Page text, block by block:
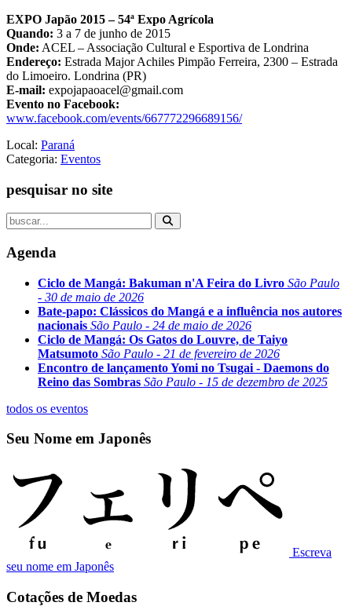
EXPO Japão 2015 – 54ª Expo Agrícola
Quando: 3 a 7 de junho de 2015
Onde: ACEL – Associação Cultural e Esportiva de Londrina
Endereço: Estrada Major Achiles Pimpão Ferreira, 2300 – Estrada
do Limoeiro. Londrina (PR)
E-mail: expojapaoacel@gmail.com
Evento no Facebook:
www.facebook.com/events/667772296689156/
Local: Paraná
Categoria: Eventos
pesquisar no site
Agenda
Ciclo de Mangá: Bakuman n'A Feira do Livro São Paulo
- 30 de maio de 2026
Bate-papo: Clássicos do Mangá e a influência nos autores
nacionais São Paulo - 24 de maio de 2026
Ciclo de Mangá: Os Gatos do Louvre, de Taiyo
Matsumoto São Paulo - 21 de fevereiro de 2026
Encontro de lançamento Yomi no Tsugai - Daemons do
Reino das Sombras São Paulo - 15 de dezembro de 2025
todos os eventos
Seu Nome em Japonês
Escreva
seu nome em Japonês
Cotações de Moedas